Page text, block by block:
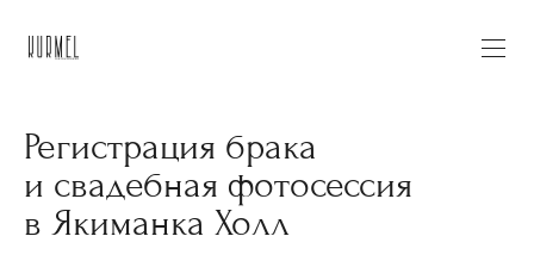
Регистрация брака
и свадебная фотосессия
в Якиманка Холл